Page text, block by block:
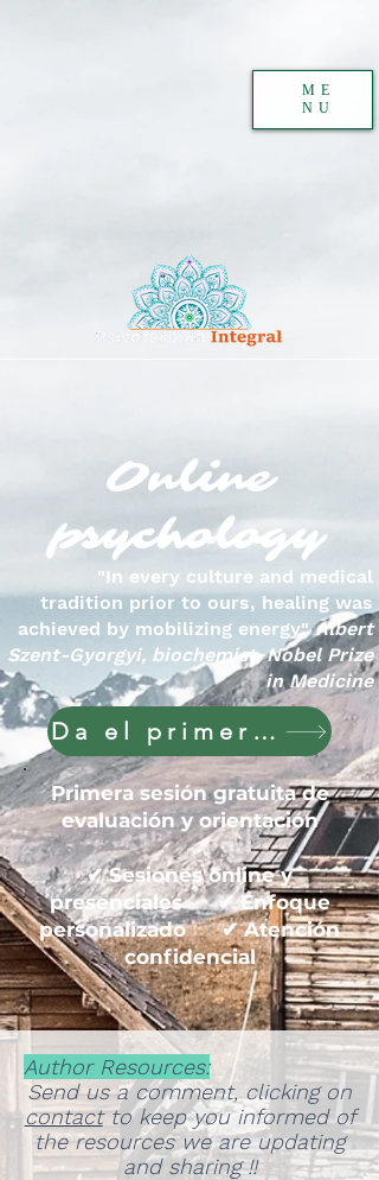
ME
NU
Online
psychology
"In every culture and medical
tradition prior to ours, healing was
achieved by mobilizing energy" Albert
Szent-Gyorgyi, biochemist, Nobel Prize
in Medicine
Da el primer paso hoy
Primera sesión gratuita de
evaluación y orientación
✔ Sesiones online y
presenciales ✔ Enfoque
personalizado ✔ Atención
confidencial
Author Resources:
Send us a comment, clicking on
contactto keep you informed of
the resources we are updating
and sharing !!